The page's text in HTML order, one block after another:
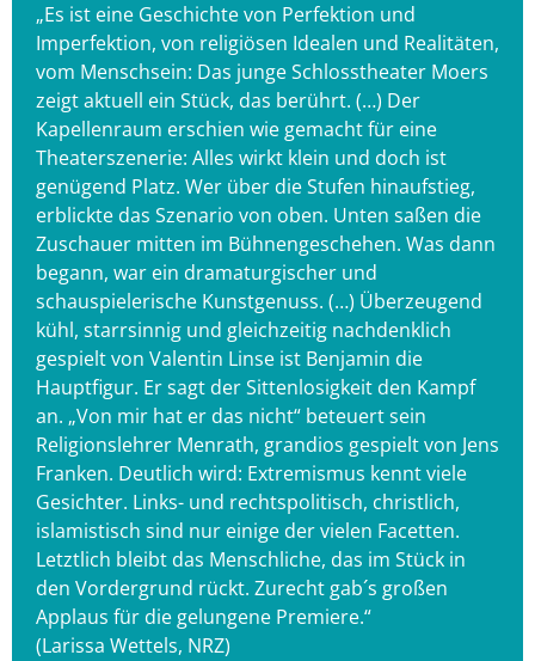
„Es ist eine Geschichte von Perfektion und
Imperfektion, von religiösen Idealen und Realitäten,
vom Menschsein: Das junge Schlosstheater Moers
zeigt aktuell ein Stück, das berührt. (…) Der
Kapellenraum erschien wie gemacht für eine
Theaterszenerie: Alles wirkt klein und doch ist
genügend Platz. Wer über die Stufen hinaufstieg,
erblickte das Szenario von oben. Unten saßen die
Zuschauer mitten im Bühnengeschehen. Was dann
begann, war ein dramaturgischer und
schauspielerische Kunstgenuss. (…) Überzeugend
kühl, starrsinnig und gleichzeitig nachdenklich
gespielt von Valentin Linse ist Benjamin die
Hauptfigur. Er sagt der Sittenlosigkeit den Kampf
an. „Von mir hat er das nicht“ beteuert sein
Religionslehrer Menrath, grandios gespielt von Jens
Franken. Deutlich wird: Extremismus kennt viele
Gesichter. Links- und rechtspolitisch, christlich,
islamistisch sind nur einige der vielen Facetten.
Letztlich bleibt das Menschliche, das im Stück in
den Vordergrund rückt. Zurecht gab´s großen
Applaus für die gelungene Premiere.“
(Larissa Wettels, NRZ)